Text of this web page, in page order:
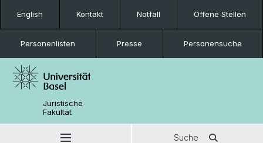
English Kontakt Notfall Offene Stellen
Personenlisten Presse Personensuche
Juristische
Fakultät
Suche